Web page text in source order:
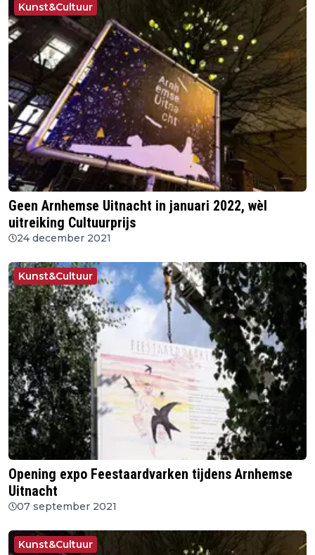
Kunst&Cultuur
Geen Arnhemse Uitnacht in januari 2022, wèl
uitreiking Cultuurprijs
24 december 2021
Kunst&Cultuur
Opening expo Feestaardvarken tijdens Arnhemse
Uitnacht
07 september 2021
Kunst&Cultuur